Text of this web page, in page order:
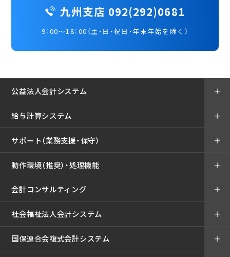
九州支店 092(292)0681
9：00～18：00（土・日・祝日・年末年始を除く）
公益法人会計システム ＋
給与計算システム ＋
サポート（業務支援・保守） ＋
動作環境（推奨）・処理機能 ＋
会計コンサルティング ＋
社会福祉法人会計システム ＋
国保連合会複式会計システム ＋